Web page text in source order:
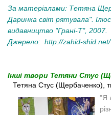
За матеріалами: Тетяна
Даринка світ рятувала".
видавництво "Грані-Т", 2007.
Джерело: http://zahid-shid.net/
Інші твори Тетяни Стус
Тетяна Стус (Щербаченко),
"Я